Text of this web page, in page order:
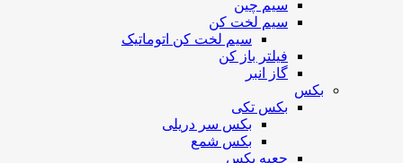
سیم چین
سیم لخت کن
سیم لخت کن اتوماتیک
فیلتر باز کن
گاز انبر
بکس
بکس تکی
بکس سر دریلی
بکس شمع
جعبه بکس